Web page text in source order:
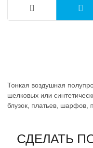
Тонкая воздушная
шелковых или
блузок, платьев, шарфов,
СДЕЛАТЬ